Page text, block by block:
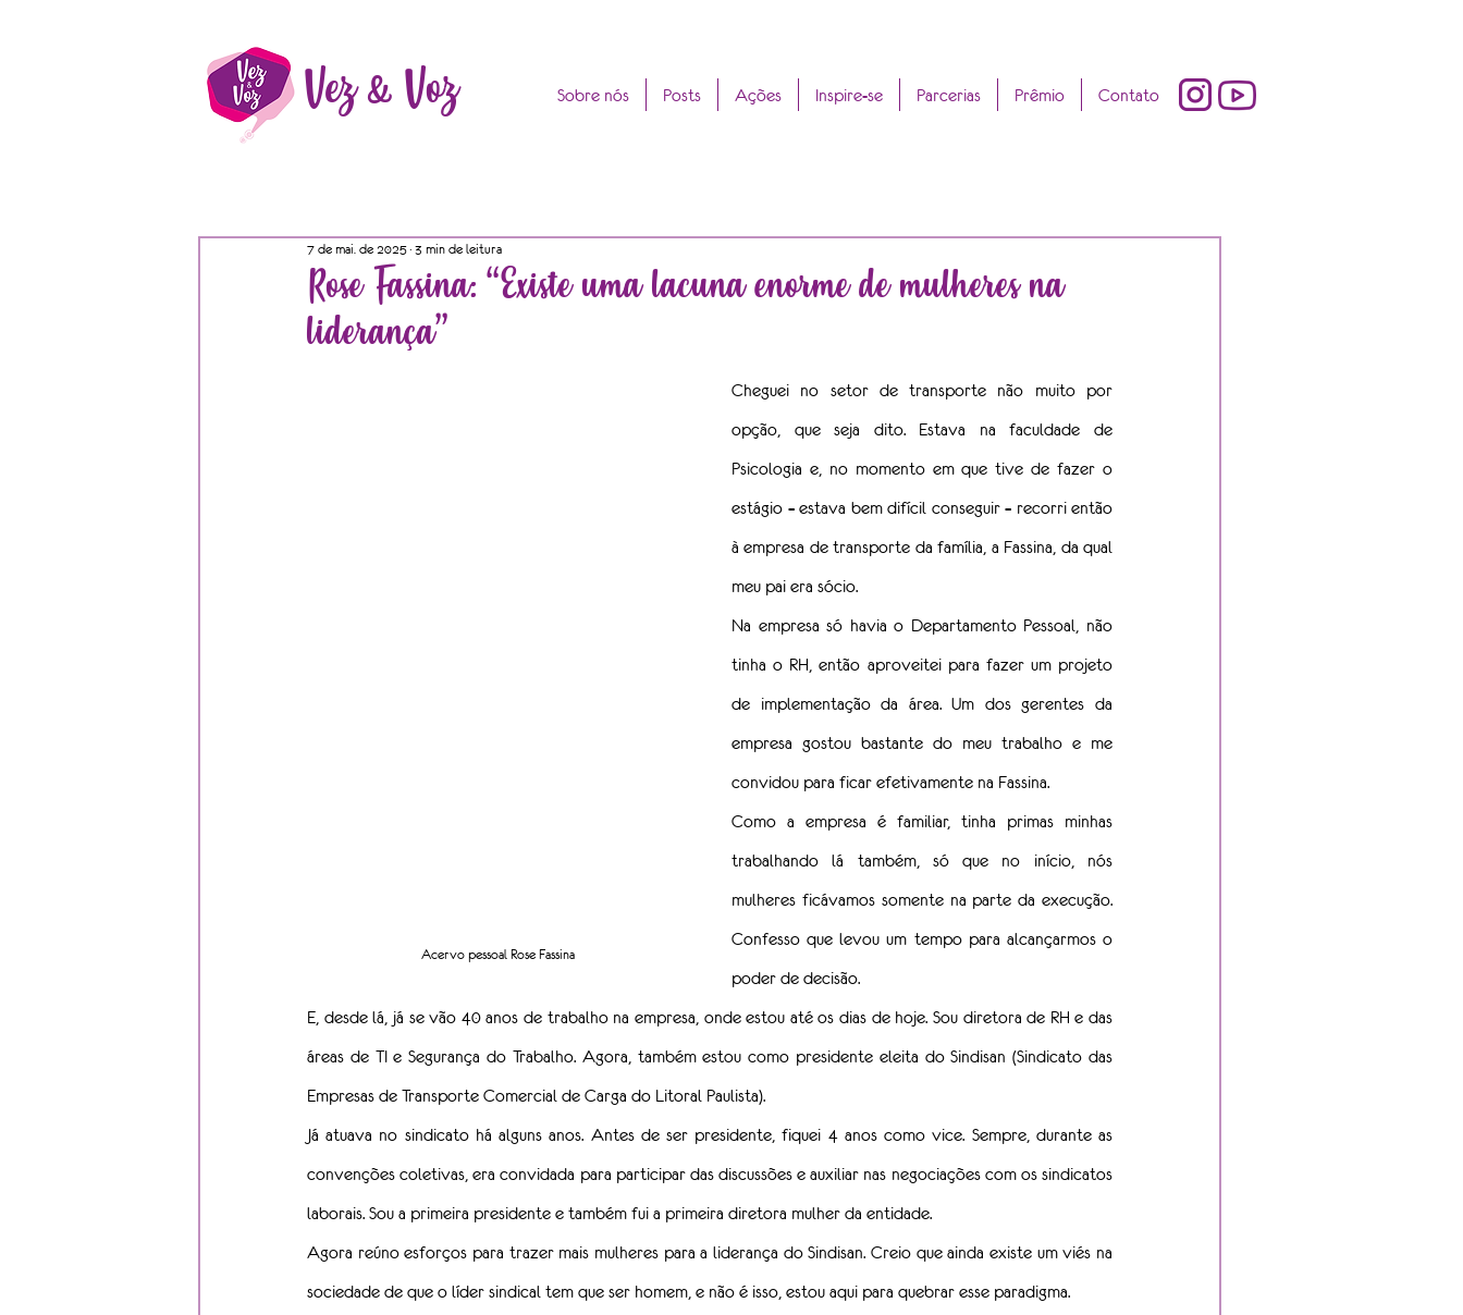
Vez & Voz Sobre nós Posts Ações Inspire-se Parcerias Prêmio Contato
Rose Fassina: “Existe uma lacuna enorme de mulheres na
liderança”
7 de mai. de 2025 3 min de leitura
Acervo pessoal Rose Fassina
Cheguei no setor de transporte não muito por
opção, que seja dito. Estava na faculdade de
Psicologia e, no momento em que tive de fazer o
estágio – estava bem difícil conseguir – recorri então
à empresa de transporte da família, a Fassina, da qual
meu pai era sócio.
Na empresa só havia o Departamento Pessoal, não
tinha o RH, então aproveitei para fazer um projeto
de implementação da área. Um dos gerentes da
empresa gostou bastante do meu trabalho e me
convidou para ficar efetivamente na Fassina.
Como a empresa é familiar, tinha primas minhas
trabalhando lá também, só que no início, nós
mulheres ficávamos somente na parte da execução.
Confesso que levou um tempo para alcançarmos o
poder de decisão.
E, desde lá, já se vão 40 anos de trabalho na empresa, onde estou até os dias de hoje. Sou diretora de RH e das
áreas de TI e Segurança do Trabalho. Agora, também estou como presidente eleita do Sindisan (Sindicato das
Empresas de Transporte Comercial de Carga do Litoral Paulista).
Já atuava no sindicato há alguns anos. Antes de ser presidente, fiquei 4 anos como vice. Sempre, durante as
convenções coletivas, era convidada para participar das discussões e auxiliar nas negociações com os sindicatos
laborais. Sou a primeira presidente e também fui a primeira diretora mulher da entidade.
Agora reúno esforços para trazer mais mulheres para a liderança do Sindisan. Creio que ainda existe um viés na
sociedade de que o líder sindical tem que ser homem, e não é isso, estou aqui para quebrar esse paradigma.